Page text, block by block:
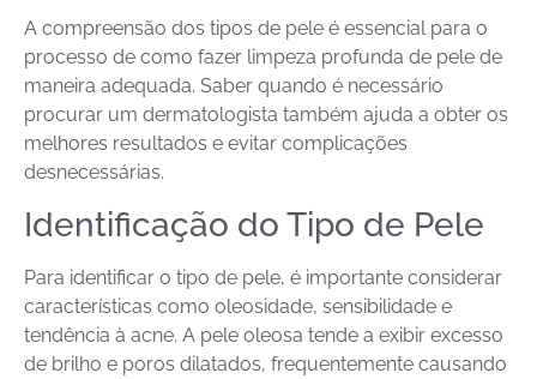
A compreensão dos tipos de pele é essencial para o
processo de como fazer limpeza profunda de pele de
maneira adequada. Saber quando é necessário
procurar um dermatologista também ajuda a obter os
melhores resultados e evitar complicações
desnecessárias.
Identificação do Tipo de Pele
Para identificar o tipo de pele, é importante considerar
características como oleosidade, sensibilidade e
tendência à acne. A pele oleosa tende a exibir excesso
de brilho e poros dilatados, frequentemente causando